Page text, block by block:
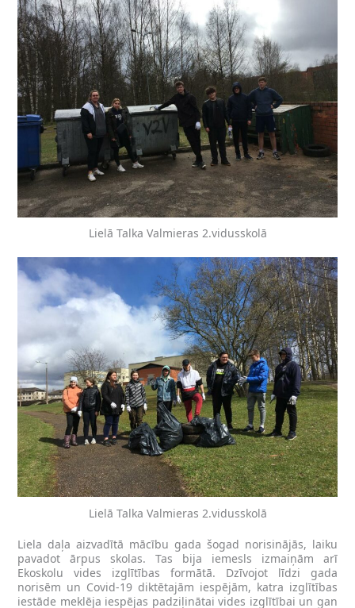
Lielā Talka Valmieras 2.vidusskolā
Lielā Talka Valmieras 2.vidusskolā
Liela daļa aizvadītā mācību gada šogad norisinājās, laiku
pavadot ārpus skolas. Tas bija iemesls izmaiņām arī
Ekoskolu vides izglītības formātā. Dzīvojot līdzi gada
norisēm un Covid-19 diktētajām iespējām, katra izglītības
iestāde meklēja iespējas padziļinātai vides izglītībai un gan